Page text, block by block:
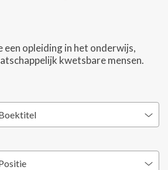
een opleiding in het onderwijs,
kwetsbare mensen.